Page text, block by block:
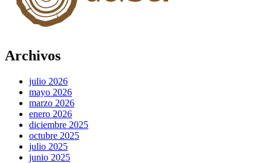
Archivos
julio 2026
mayo 2026
marzo 2026
enero 2026
diciembre 2025
octubre 2025
julio 2025
junio 2025